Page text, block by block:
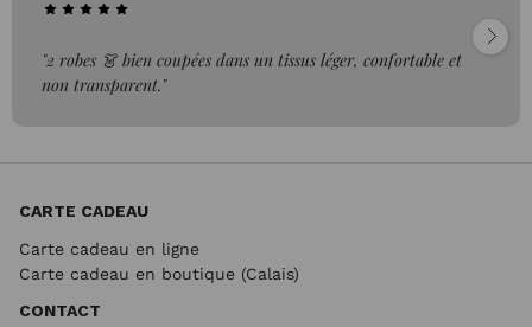
"2 robes 👗 bien coupées dans un tissus léger, confortable et
non transparent."
CARTE CADEAU
Carte cadeau en ligne
Carte cadeau en boutique (Calais)
CONTACT